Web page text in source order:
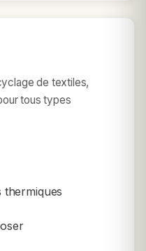
de textiles,
tous types